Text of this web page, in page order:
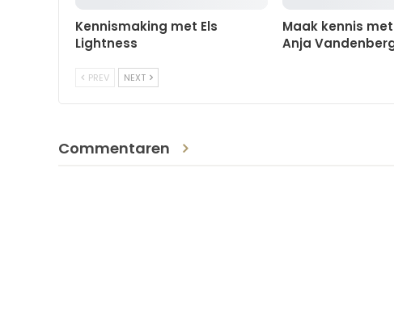
Kennismaking met Els
Lightness
Maak kennis
Anja
PREV NEXT
Commentaren